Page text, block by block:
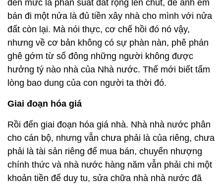
đến mức là phân suất đất rộng lên chút, để anh em
bán đi một nửa là đủ tiền xây nhà cho mình với nửa
đất còn lại. Mà nói thực, cơ chế hồi đó nó vậy,
nhưng về cơ bản không có sự phàn nàn, phê phán
ghê gớm từ số đông những người không được
hưởng tý nào nhà của Nhà nước. Thế mới biết tấm
lòng bao dung của con người ta thời đó.
Giai đoạn hóa giá
Rồi đến giai đoạn hóa giá nhà. Nhà nhà nước phân
cho cán bộ, nhưng vẫn chưa phải là của riêng, chưa
phải là tài sản riêng để mua bán, chuyển nhượng
chính thức và nhà nước hàng năm vẫn phải chi một
khoản tiền để duy tu, sửa chữa nhà nhà nước đã